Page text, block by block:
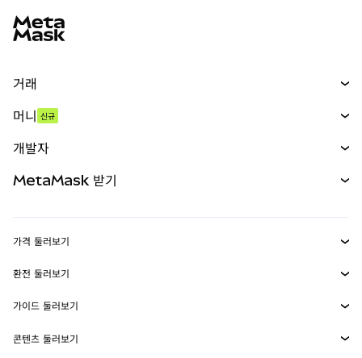
거래
무기한 선물
실물자산
머니 신규
개발자
MetaMask Connect
Snaps
웹3 서비스
MetaMask 받기
보안
고객 지원
가격 둘러보기
이더리움 가격
솔라나 가격
환전 둘러보기
ETH를 USD로 환전
USDT를 INR로 환전
가이드 둘러보기
ETH 매수
콘텐츠 둘러보기